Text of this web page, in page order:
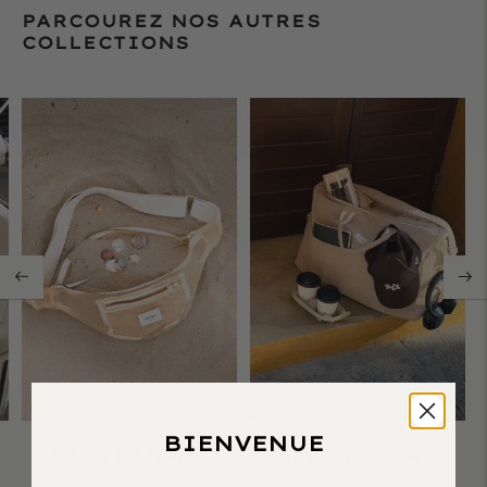
PARCOUREZ NOS AUTRES
COLLECTIONS
SACS BANANE SACS DE VOYAGE
BIENVENUE